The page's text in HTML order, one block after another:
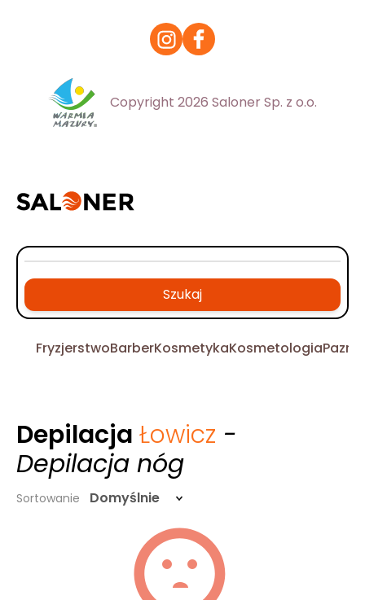
Copyright 2026 Saloner Sp. z o.o.
Szukaj
FryzjerstwoBarberKosmetykaKosmetologia
Depilacja Łowicz -
Depilacja nóg
Sortowanie Domyślnie